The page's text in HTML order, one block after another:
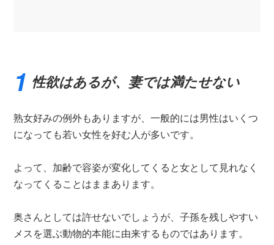
性欲はあるが、妻では満たせない
熟女好みの例外もありますが、一般的には男性はいくつ
になっても若い女性を好む人が多いです。
よって、加齢で容姿が変化してくると女として見れなく
なってくることはままあります。
奥さんとしては許せないでしょうが、子孫を残しやすい
メスを選ぶ動物的本能に由来するものではあります。